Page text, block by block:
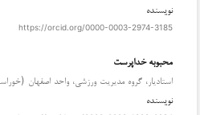
نویسنده
https://orcid.org/0000-0003-2974-3185
محبوبه خداپرست
استادیار، گروه مدیریت ورزشی، واحد اصفهان
نویسنده